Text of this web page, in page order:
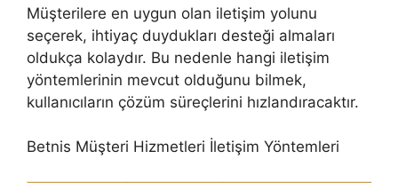
Müşterilere en uygun olan iletişim yolunu
seçerek, ihtiyaç duydukları desteği almaları
oldukça kolaydır. Bu nedenle hangi iletişim
yöntemlerinin mevcut olduğunu bilmek,
kullanıcıların çözüm süreçlerini hızlandıracaktır.
Betnis Müşteri Hizmetleri İletişim Yöntemleri